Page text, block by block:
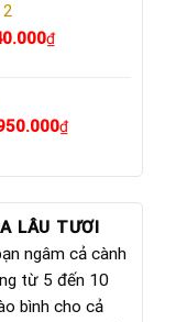
640.000₫.
₫Giá
640.000₫.
₫Giá
LÂU TƯƠI
ngâm cả cành
từ 5 đến 10
bình cho cả